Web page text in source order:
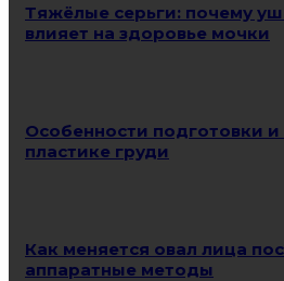
Тяжёлые серьги: почему
влияет на здоровье мочки
Особенности подготовки
пластике груди
Как меняется овал лица
аппаратные методы